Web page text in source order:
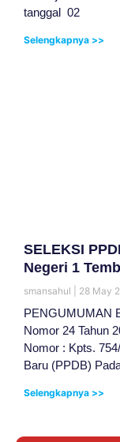
tanggal 02
Selengkapnya >>
SELEKSI
Negeri 1
smansahul 28 May
PENGUMUMAN
Nomor 24 Tahun
Nomor : Kpts.
Baru (PPDB)
Selengkapnya >>